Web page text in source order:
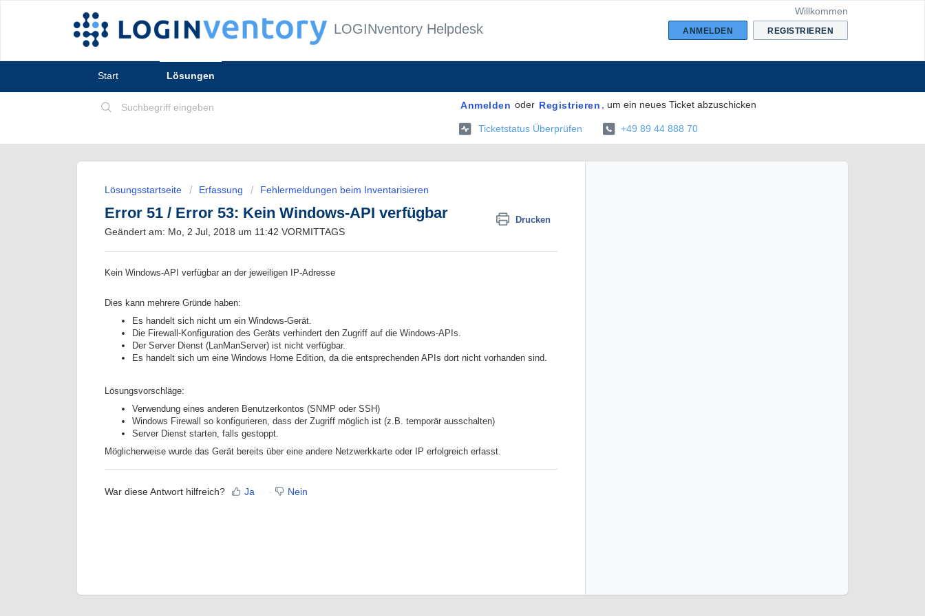
LOGINventory Helpdesk
Willkommen
ANMELDEN REGISTRIEREN
Start Lösungen
Anmelden oder Registrieren , um ein neues Ticket abzuschicken
Ticketstatus Überprüfen +49 89 44 888 70
Lösungsstartseite Erfassung Fehlermeldungen beim Inventarisieren
Error 51 / Error 53: Kein Windows-API verfügbar Drucken
Geändert am: Mo, 2 Jul, 2018 um 11:42 VORMITTAGS
Kein Windows-API verfügbar an der jeweiligen IP-Adresse
Dies kann mehrere Gründe haben:
Es handelt sich nicht um ein Windows-Gerät.
Die Firewall-Konfiguration des Geräts verhindert den Zugriff auf die Windows-APIs.
Der Server Dienst (LanManServer) ist nicht verfügbar.
Es handelt sich um eine Windows Home Edition, da die entsprechenden APIs dort nicht vorhanden sind.
Lösungsvorschläge:
Verwendung eines anderen Benutzerkontos (SNMP oder SSH)
Windows Firewall so konfigurieren, dass der Zugriff möglich ist (z.B. temporär ausschalten)
Server Dienst starten, falls gestoppt.
Möglicherweise wurde das Gerät bereits über eine andere Netzwerkkarte oder IP erfolgreich erfasst.
War diese Antwort hilfreich? Ja Nein